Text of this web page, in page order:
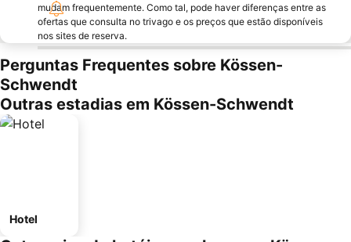
mudam frequentemente. Como tal, pode haver diferenças entre as
ofertas que consulta no trivago e os preços que estão disponíveis
nos sites de reserva.
Perguntas Frequentes sobre Kössen-
Schwendt
Outras estadias em Kössen-Schwendt
Hotel